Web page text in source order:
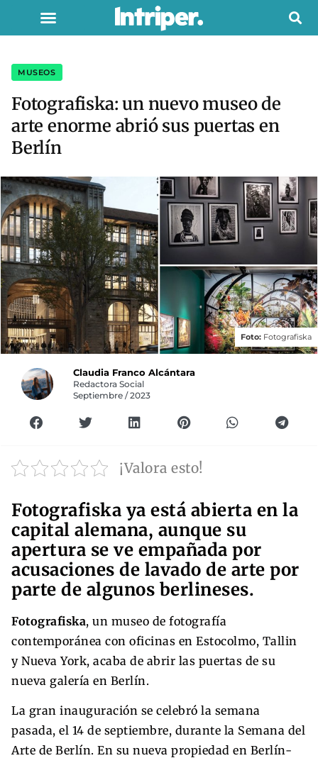
MUSEOS
Fotografiska: un nuevo museo de
arte enorme abrió sus puertas en
Berlín
Foto: Fotografiska
Claudia Franco Alcántara
Redactora Social
Septiembre / 2023
¡Valora esto!
Fotografiska ya está abierta en la
capital alemana, aunque su
apertura se ve empañada por
acusaciones de lavado de arte por
parte de algunos berlineses.
Fotografiska, un museo de fotografía
contemporánea con oficinas en Estocolmo, Tallin
y Nueva York, acaba de abrir las puertas de su
nueva galería en Berlín.
La gran inauguración se celebró la semana
pasada, el 14 de septiembre, durante la Semana del
Arte de Berlín. En su nueva propiedad en Berlín-